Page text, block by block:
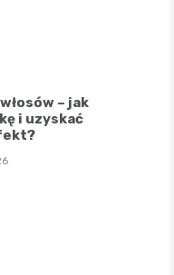
– jak
i uzyskać